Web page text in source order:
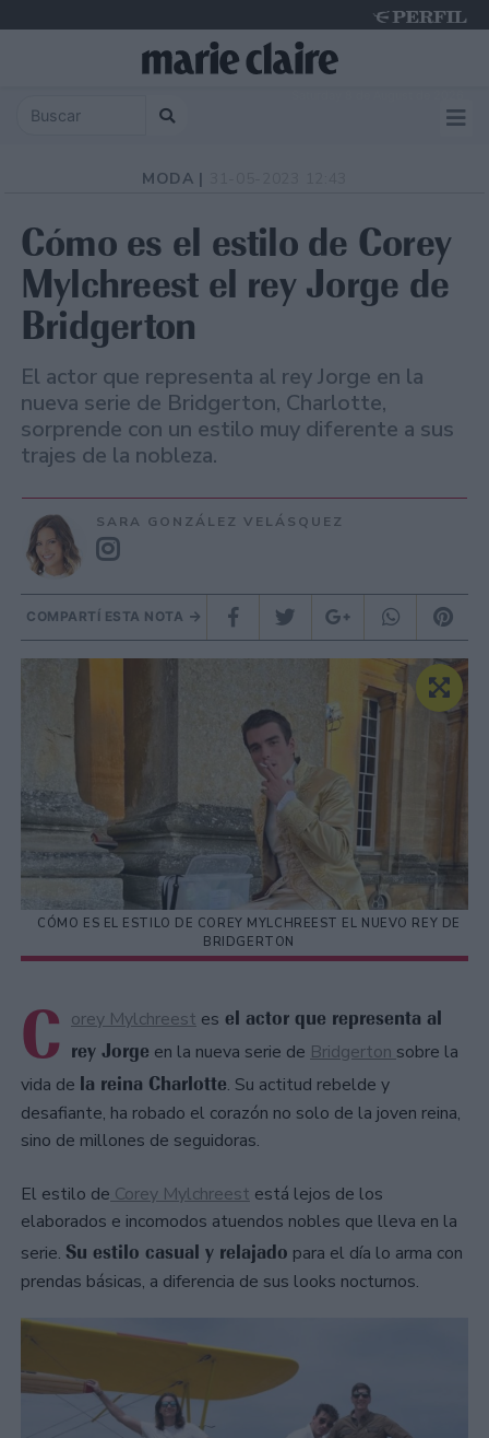
MODA |
Cómo es el estilo de Corey
Mylchreest el rey Jorge de
Bridgerton
El actor que representa al rey Jorge en la
nueva serie de Bridgerton, Charlotte,
sorprende con un estilo muy diferente a sus
trajes de la nobleza.
SARA GONZÁLEZ VELÁSQUEZ
COMPARTÍ ESTA NOTA
CÓMO ES EL ESTILO DE COREY MYLCHREEST EL NUEVO REY DE
BRIDGERTON
C orey Mylchreest es el actor que representa al
rey Jorge en la nueva serie de Bridgerton sobre la
vida de la reina Charlotte. Su actitud rebelde y
desafiante, ha robado el corazón no solo de la joven reina,
sino de millones de seguidoras.
El estilo de Corey Mylchreest está lejos de los
elaborados e incomodos atuendos nobles que lleva en la
serie. Su estilo casual y relajado para el día lo arma con
prendas básicas, a diferencia de sus looks nocturnos.